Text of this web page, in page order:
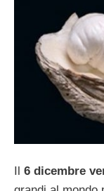
6 dicembre